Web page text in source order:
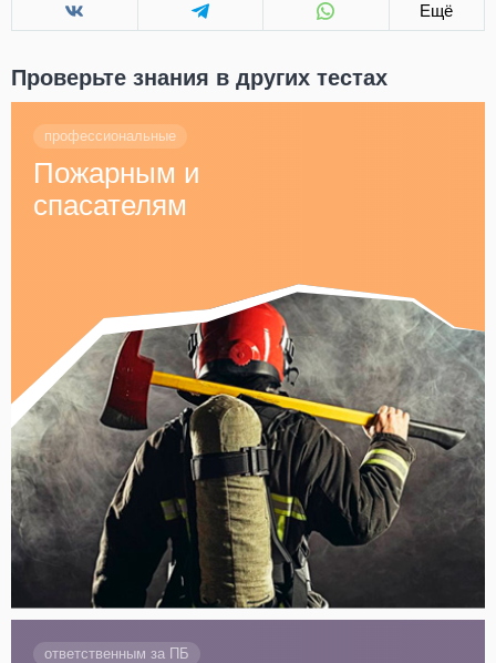
Ещё
Проверьте знания в других тестах
профессиональные
Пожарным и
спасателям
ответственным за ПБ